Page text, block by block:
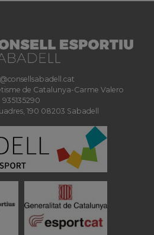
de Catalunya-Carme Valero
935135290
190 08203 Sabadell